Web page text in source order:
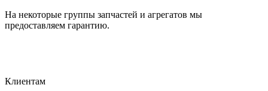
На некоторые группы запчастей и агрегатов мы
предоставляем гарантию.
Клиентам